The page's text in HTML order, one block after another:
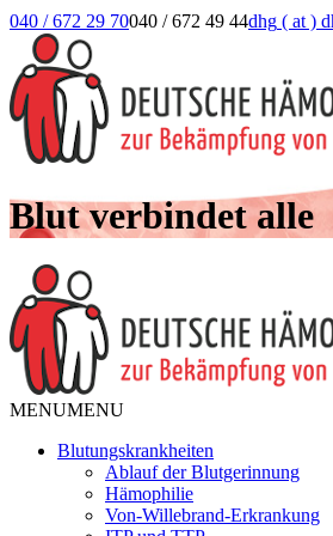
040 / 672 29 70040 / 672 49 44dhg ( at )
Blut verbindet alle
MENUMENU
Blutungskrankheiten
Ablauf der Blutgerinnung
Hämophilie
Von-Willebrand-Erkrankung